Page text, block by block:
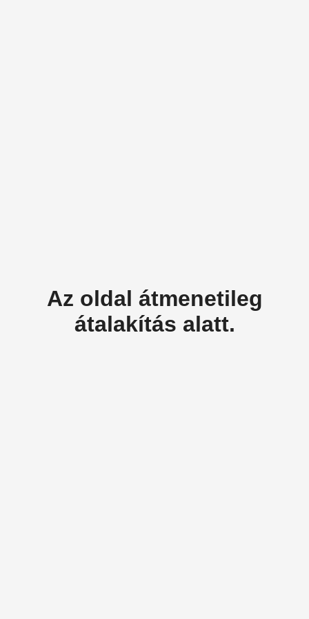
Az oldal átmenetileg
átalakítás alatt.